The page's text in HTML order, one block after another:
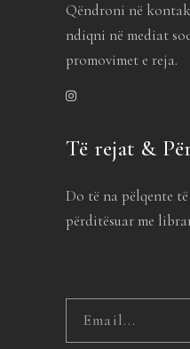
Qëndroni në
ndiqni në mediat
promovimet e reja.
Të rejat &
Do të na pëlqente
përditësuar me